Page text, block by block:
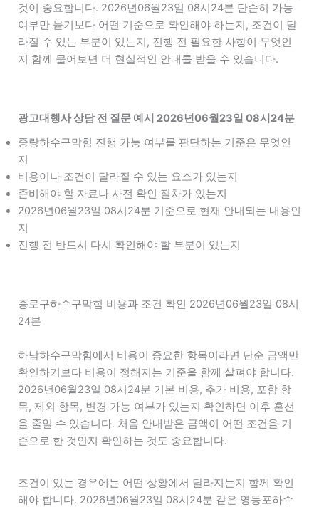
것이 중요합니다. 2026년06월23일 08시24분 단순히 가능
여부만 묻기보다 어떤 기준으로 확인해야 하는지, 조건이 달
라질 수 있는 부분이 있는지, 진행 전 필요한 사항이 무엇인
지 함께 물어보면 더 현실적인 안내를 받을 수 있습니다.
광고대행사 상담 전 질문 예시 2026년06월23일 08시24분
중랑하수구막힘 진행 가능 여부를 판단하는 기준은 무엇인
지
비용이나 조건이 달라질 수 있는 요소가 있는지
준비해야 할 자료나 사전 확인 절차가 있는지
2026년06월23일 08시24분 기준으로 현재 안내되는 내용인
지
진행 전 반드시 다시 확인해야 할 부분이 있는지
종로구하수구막힘 비용과 조건 확인 2026년06월23일 08시
24분
하남하수구막힘에서 비용이 중요한 항목이라면 단순 금액만
확인하기보다 비용이 정해지는 기준을 함께 살펴야 합니다.
2026년06월23일 08시24분 기본 비용, 추가 비용, 포함 항
목, 제외 항목, 변경 가능 여부가 있는지 확인하면 이후 혼선
을 줄일 수 있습니다. 처음 안내받은 금액이 어떤 조건을 기
준으로 한 것인지 확인하는 것도 중요합니다.
조건이 있는 경우에는 어떤 상황에서 달라지는지 함께 확인
해야 합니다. 2026년06월23일 08시24분 같은 영등포하수